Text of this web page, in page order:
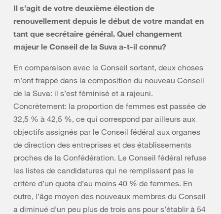
Il s’agit de votre deuxième élection de
renouvellement depuis le début de votre mandat en
tant que secrétaire général. Quel changement
majeur le Conseil de la Suva a-t-il connu?
En comparaison avec le Conseil sortant, deux choses
m’ont frappé dans la composition du nouveau Conseil
de la Suva: il s’est féminisé et a rajeuni.
Concrètement: la proportion de femmes est passée de
32,5 % à 42,5 %, ce qui correspond par ailleurs aux
objectifs assignés par le Conseil fédéral aux organes
de direction des entreprises et des établissements
proches de la Confédération. Le Conseil fédéral refuse
les listes de candidatures qui ne remplissent pas le
critère d’un quota d’au moins 40 % de femmes. En
outre, l’âge moyen des nouveaux membres du Conseil
a diminué d’un peu plus de trois ans pour s’établir à 54